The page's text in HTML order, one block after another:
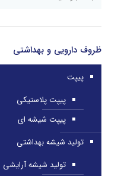
ظروف دارویی و بهداشتی
پیپت
پیپت پلاستیکی
پیپت شیشه ای
تولید شیشه بهداشتی
تولید شیشه آرایشی